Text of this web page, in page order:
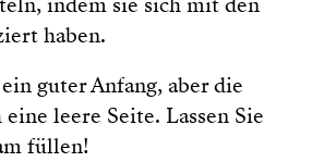
haben.
guter Anfang, aber die
leere Seite. Lassen Sie
füllen!